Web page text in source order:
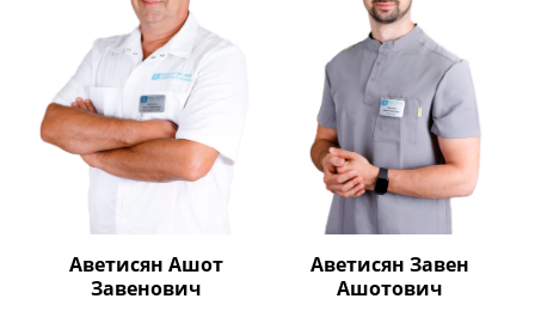
Аветисян Ашот
Завенович
Аветисян Завен
Ашотович